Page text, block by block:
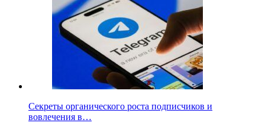
Секреты органического роста подписчиков и
вовлечения в…